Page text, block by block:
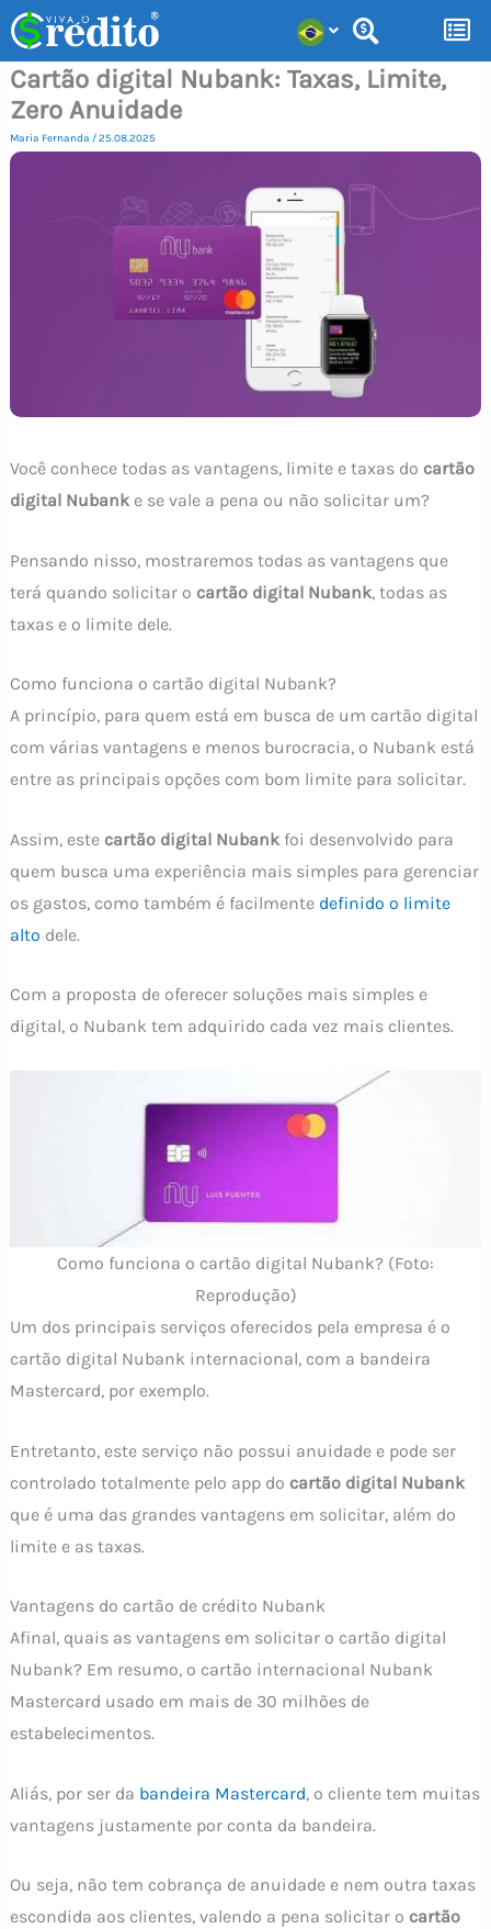
para
conteúdo
Cartão digital Nubank: Taxas, Limite,
Zero Anuidade
Maria Fernanda /25.08.2025
Você conhece todas as vantagens, limite e taxas do cartão
digital Nubanke se vale a pena ou não solicitar um?
Pensando nisso, mostraremos todas as vantagens que
terá quando solicitar o cartão digital Nubank, todas as
taxas e o limite dele.
Como funciona o cartão digital Nubank?
A princípio, para quem está em busca de um cartão digital
com várias vantagens e menos burocracia, o Nubank está
entre as principais opções com bom limite para solicitar.
Assim, este cartão digital Nubankfoi desenvolvido para
quem busca uma experiência mais simples para gerenciar
os gastos, como também é facilmente definido o limite
alto dele.
Com a proposta de oferecer soluções mais simples e
digital, o Nubank tem adquirido cada vez mais clientes.
Como funciona o cartão digital Nubank? (Foto:
Reprodução)
Um dos principais serviços oferecidos pela empresa é o
cartão digital Nubank internacional, com a bandeira
Mastercard, por exemplo.
Entretanto, este serviço não possui anuidade e pode ser
controlado totalmente pelo app do cartão digital Nubank
que é uma das grandes vantagens em solicitar, além do
limite e as taxas.
Vantagens do cartão de crédito Nubank
Afinal, quais as vantagens em solicitar o cartão digital
Nubank? Em resumo, o cartão internacional Nubank
Mastercard usado em mais de 30 milhões de
estabelecimentos.
Aliás, por ser da bandeira Mastercard, o cliente tem muitas
vantagens justamente por conta da bandeira.
Ou seja, não tem cobrança de anuidade e nem outra taxas
escondida aos clientes, valendo a pena solicitar o cartão